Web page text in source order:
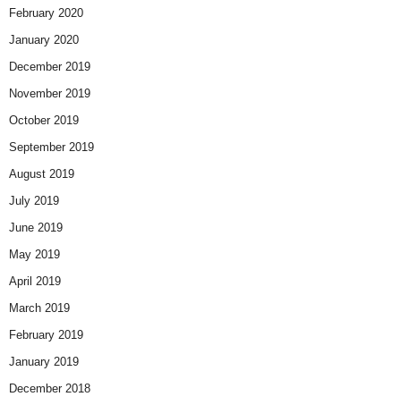
February 2020
January 2020
December 2019
November 2019
October 2019
September 2019
August 2019
July 2019
June 2019
May 2019
April 2019
March 2019
February 2019
January 2019
December 2018